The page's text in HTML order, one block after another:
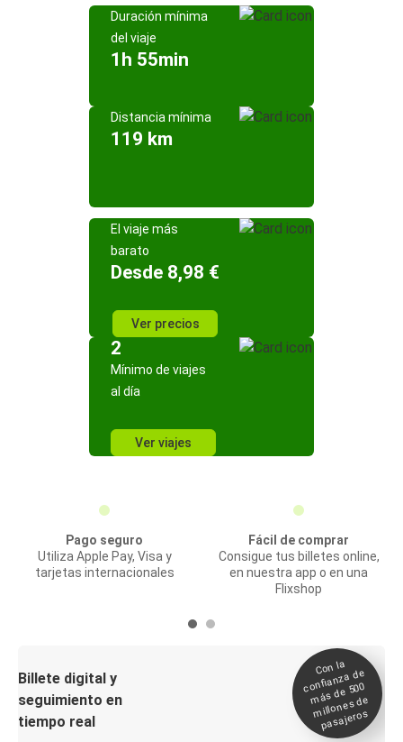
Duración mínima
del viaje
1h 55min
Distancia mínima
119 km
El viaje más
barato
Desde 8,98 €
Ver precios
2
Mínimo de viajes
al día
Ver viajes
Pago seguro
Utiliza Apple Pay, Visa y
tarjetas internacionales
Fácil de comprar
Consigue tus billetes online,
en nuestra app o en una
Flixshop
Billete digital y
seguimiento en
tiempo real
Con la
confianza de
más de 500
millones de
pasajeros